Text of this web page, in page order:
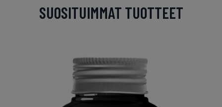
SUOSITUIMMAT TUOTTEET